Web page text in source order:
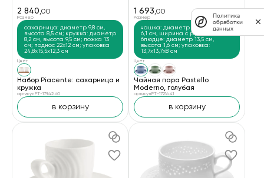
2 840,00
Размер
сахарница: диаметр 9,8 см,
высота 8,5 см; кружка: диаметр
8,2 см, высота 9,5 см; ложка 13
см; поднос 22х12 см; упаковка
24,8x15,5x12,3 см
Цвет
Набор Piacente: сахарница и
кружка
артикул PT-17942.60
в корзину
1 693,00
Размер
чашка: диаметр 8,5 см, высота
6,1 см, ширина с ручкой 11,2 см;
блюдце: диаметр 13,5 см,
высота 1,6 см; упаковка:
13,7х13,7х8 см
Цвет
Чайная пара Pastello
Moderno, голубая
артикул PT-17216.41
в корзину
Политика
обработки
данных